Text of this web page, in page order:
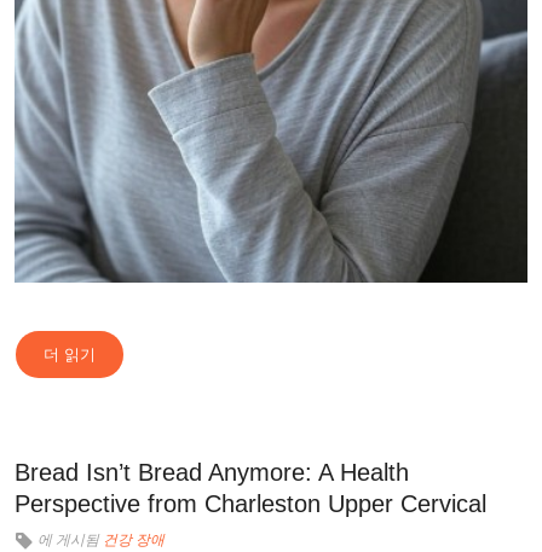
더 읽기
Bread Isn’t Bread Anymore: A Health
Perspective from Charleston Upper Cervical
에 게시됨 건강 장애